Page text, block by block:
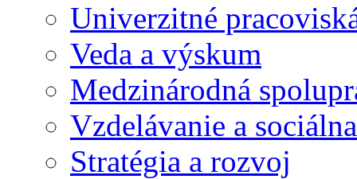
Univerzitné
Veda a výskum
Medzinárodná
Vzdelávanie a
Stratégia a rozvoj